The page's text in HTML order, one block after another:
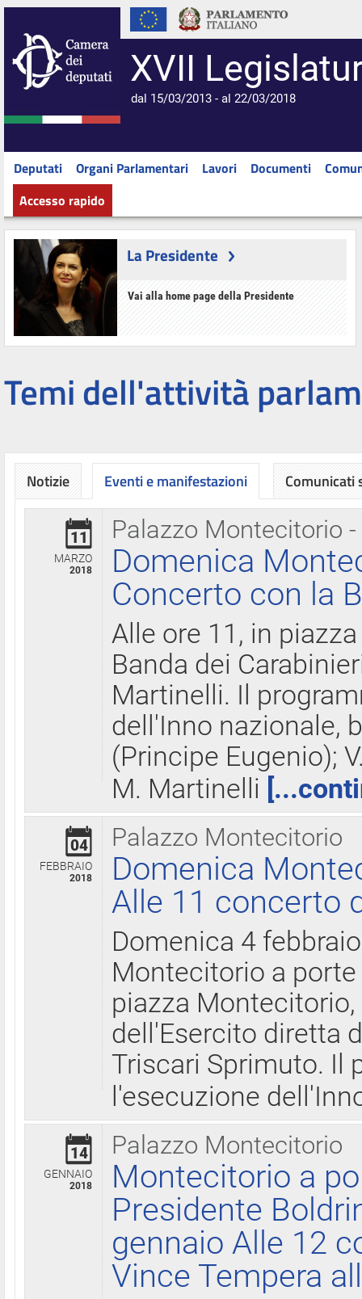
XVII
dal 15/03/2013 - al 22/03/2018
Deputati Organi Parlamentari Lavori Documenti
Accesso rapido
La Presidente
Vai alla home page della Presidente
Temi dell'attività
Notizie Eventi e manifestazioni
Palazzo Montecitorio
11
MARZO
2018
Domenica
Concerto con la
Alle ore 11, in
Banda dei
Martinelli. Il
dell'Inno nazionale,
(Principe Eugenio);
M. Martinelli
Palazzo Montecitorio
04
FEBBRAIO
2018
Domenica
Alle 11 concerto
Domenica 4
Montecitorio a
piazza
dell'Esercito diretta
Triscari Sprimuto. Il
l'esecuzione
Palazzo Montecitorio
14
GENNAIO
2018
Montecitorio a
Presidente
gennaio Alle 12
Vince Tempera
Comunicati